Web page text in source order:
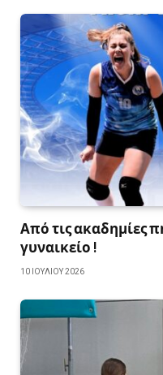
Από τις ακαδημίες
γυναικείο !
10 ΙΟΥΛΊΟΥ 2026